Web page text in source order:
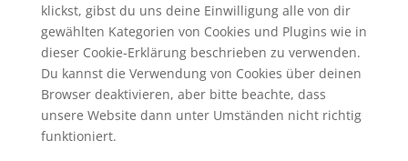
klickst, gibst du uns deine Einwilligung alle von dir
gewählten Kategorien von Cookies und Plugins wie in
dieser Cookie-Erklärung beschrieben zu verwenden.
Du kannst die Verwendung von Cookies über deinen
Browser deaktivieren, aber bitte beachte, dass
unsere Website dann unter Umständen nicht richtig
funktioniert.